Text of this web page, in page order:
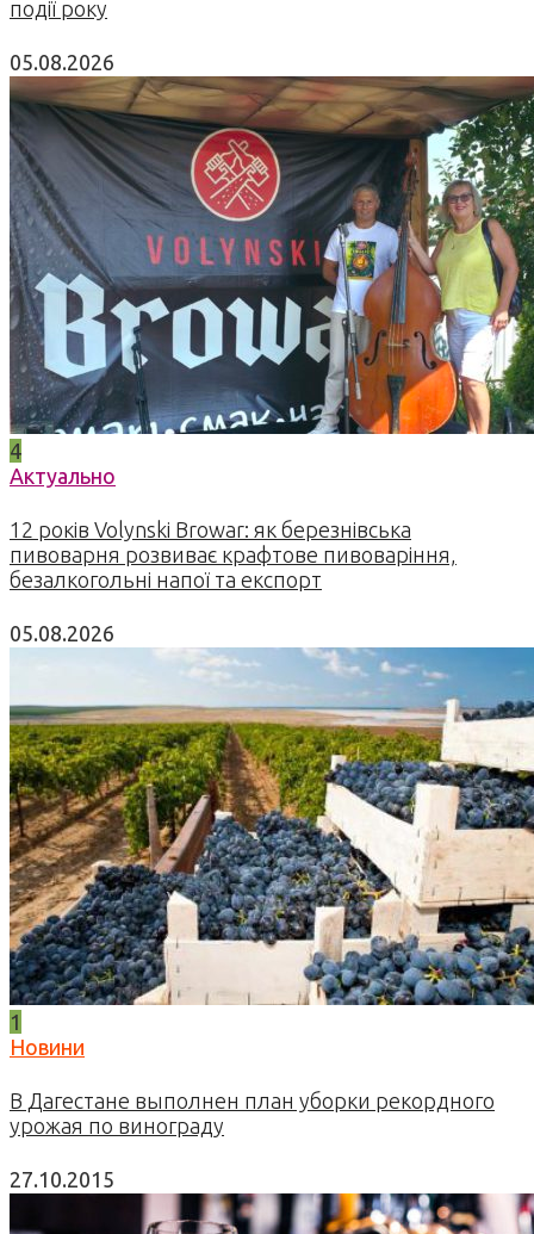
події року
05.08.2026
4
Актуально
12 років Volynski Browar: як березнівська
пивоварня розвиває крафтове пивоваріння,
безалкогольні напої та експорт
05.08.2026
1
Новини
В Дагестане выполнен план уборки рекордного
урожая по винограду
27.10.2015